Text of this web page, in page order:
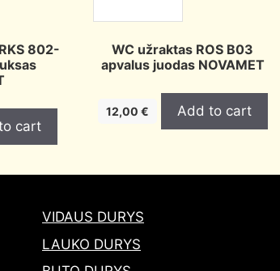
802-
cart
WC užraktas ROS B03
apvalus juodas NOVAMET
12,00 € Add to cart
VIDAUS DURYS
LAUKO DURYS